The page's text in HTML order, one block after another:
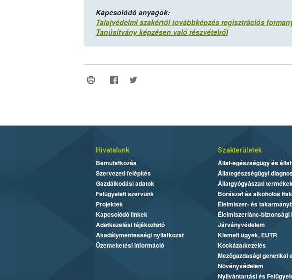
Kapcsolódó anyagok:
Talajvédelmi szakértői továbbképzés regisztrációs
Tanúsítvány képzésen való részvételről
Hivatalunk
Bemutatkozás
Szervezeti felépítés
Gazdálkodási adatok
Felügyeleti szervünk
Projektek
Kapcsolódó linkek
Adatkezelési tájékoztató
Akadálymentességi nyilatkozat
Üzemeltetési információ
Szakterületek
Állat-egészségügy és
Állategészségügyi
Állatgyógyászati
Borászat és alkoholos
Élelmiszer- és
Élelmiszerlánc-biztonsági
Járványvédelem
Kiemelt ügyek, EUTR
Kockázatkezelés
Mezőgazdasági genetikai
Növényvédelem
Nyilvántartási és